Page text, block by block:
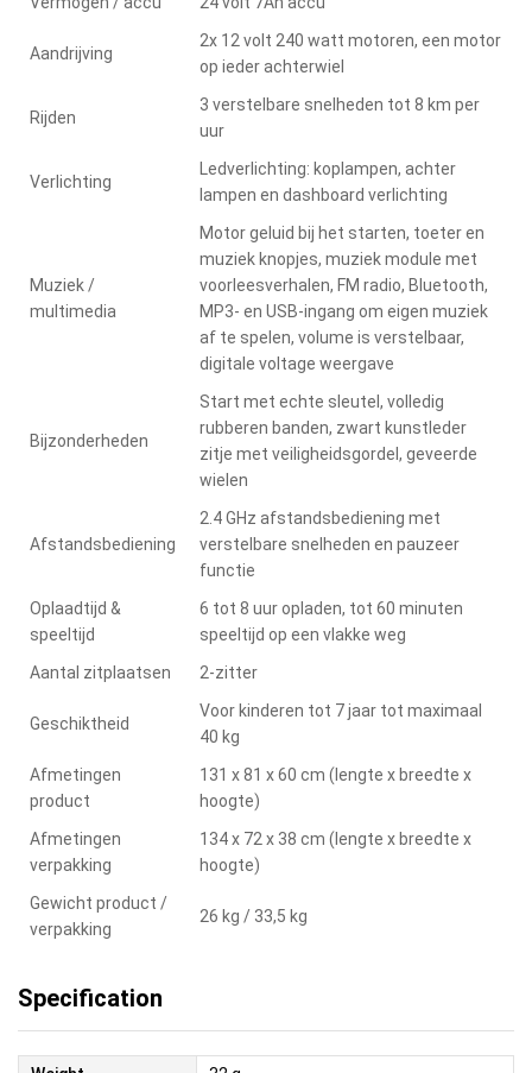
Aandrijving
2x 12 volt 240 watt motoren, een motor
op ieder achterwiel
Rijden
3 verstelbare snelheden tot 8 km per
uur
Verlichting
Ledverlichting: koplampen, achter
lampen en dashboard verlichting
Muziek /
multimedia
Motor geluid bij het starten, toeter en
muziek knopjes, muziek module met
voorleesverhalen, FM radio, Bluetooth,
MP3- en USB-ingang om eigen muziek
af te spelen, volume is verstelbaar,
digitale voltage weergave
Bijzonderheden
Start met echte sleutel, volledig
rubberen banden, zwart kunstleder
zitje met veiligheidsgordel, geveerde
wielen
Afstandsbediening
2.4 GHz afstandsbediening met
verstelbare snelheden en pauzeer
functie
Oplaadtijd &
speeltijd
6 tot 8 uur opladen, tot 60 minuten
speeltijd op een vlakke weg
Aantal zitplaatsen
2-zitter
Geschiktheid
Voor kinderen tot 7 jaar tot maximaal
40 kg
Afmetingen
product
131 x 81 x 60 cm (lengte x breedte x
hoogte)
Afmetingen
verpakking
134 x 72 x 38 cm (lengte x breedte x
hoogte)
Gewicht product /
verpakking
26 kg / 33,5 kg
Specification